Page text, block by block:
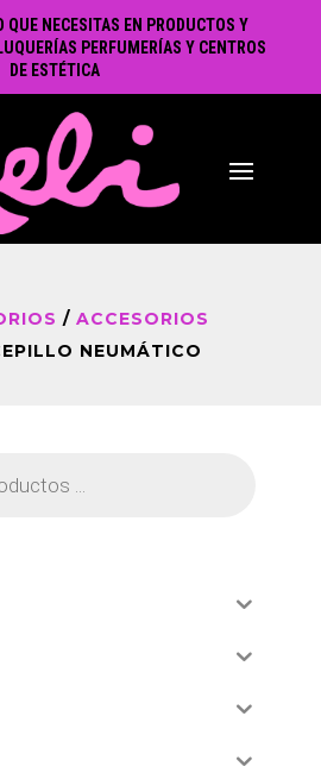
QUE NECESITAS EN PRODUCTOS Y
PERFUMERÍAS Y CENTROS
DE ESTÉTICA
/ ACCESORIOS
NEUMÁTICO